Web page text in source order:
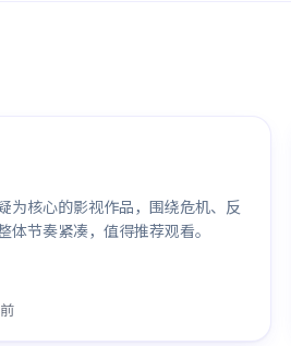
为核心的影视作品，围绕危机、反
体节奏紧凑，值得推荐观看。